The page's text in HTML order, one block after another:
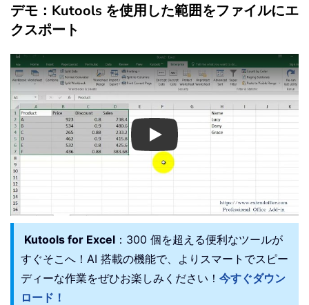
デモ：Kutools を使用した範囲をファイルにエ
クスポート
Play
Kutools for Excel ：300 個を超える便利なツールが
すぐそこへ！AI 搭載の機能で、よりスマートでスピー
ディーな作業をぜひお楽しみください！ 今すぐダウン
ロード！